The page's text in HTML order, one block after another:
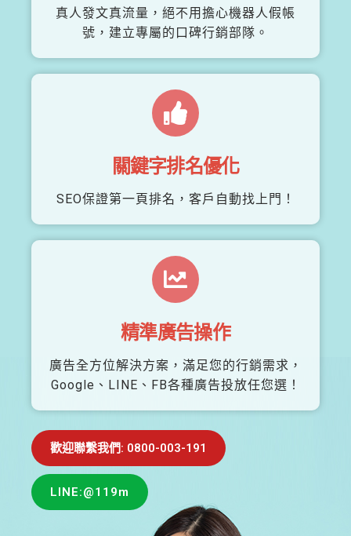
真人發文真流量，絕不用擔心機器人假帳
號，建立專屬的口碑行銷部隊。
關鍵字排名優化
SEO保證第一頁排名，客戶自動找上門！
精準廣告操作
廣告全方位解決方案，滿足您的行銷需求，
Google、LINE、FB各種廣告投放任您選！
歡迎聯繫我們: 0800-003-191
LINE:@119m